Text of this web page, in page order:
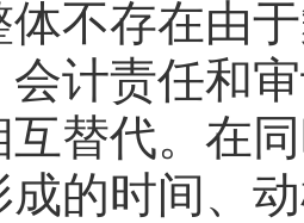
体不存在由
责任和审
互替代。在
成的时间、